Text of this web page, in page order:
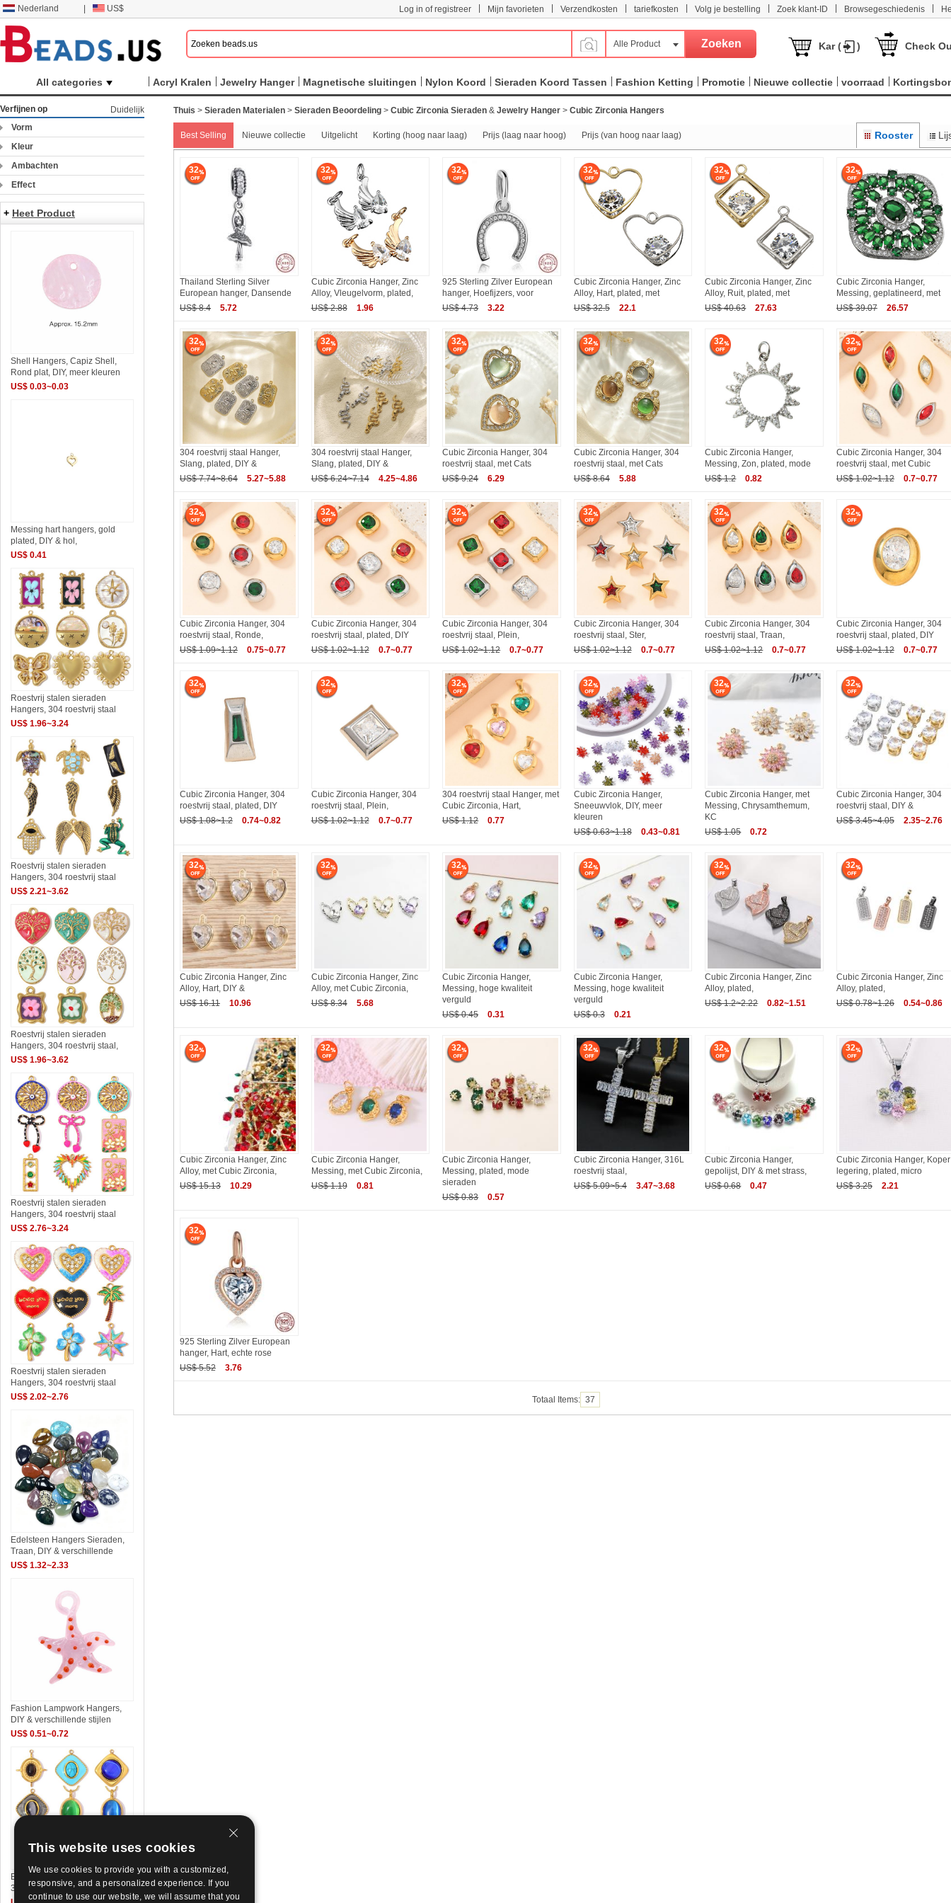
Nederland US$ Log in of registreer Mijn favorieten Verzendkosten tariefkosten Volg je bestelling Zoek klant-ID Browsegeschiedenis
Alle Product Kar ( ) Check
All categories Acryl Kralen Jewelry Hanger Magnetische sluitingen Nylon Koord Sieraden Koord Tassen Fashion Ketting Promotie Nieuwe collectie voorraad
Thuis > Sieraden Materialen> Sieraden Beoordeling> Cubic Zirconia Sieraden& Jewelry Hanger> Cubic Zirconia Hangers
Best Selling Nieuwe collectie Uitgelicht Korting (hoog naar laag) Prijs (laag naar hoog) Prijs (van hoog naar laag) Rooster
32
Thailand Sterling Silver
European hanger, Dansende
US$ 8.4
5.72
32
Cubic Zirconia Hanger, Zinc
Alloy, Vleugelvorm, plated,
US$ 2.88
1.96
32
925 Sterling Zilver European
hanger, Hoefijzers, voor
US$ 4.73
3.22
32
Cubic Zirconia Hanger, Zinc
Alloy, Hart, plated, met
US$ 32.5
22.1
32
Cubic Zirconia Hanger, Zinc
Alloy, Ruit, plated, met
US$ 40.63
27.63
32
Cubic Zirconia Hanger,
Messing, geplatineerd, met
US$ 39.07
26.57
32
304 roestvrij staal Hanger,
Slang, plated, DIY &
US$ 7.74~8.64
5.27~5.88
32
304 roestvrij staal Hanger,
Slang, plated, DIY &
US$ 6.24~7.14
4.25~4.86
32
Cubic Zirconia Hanger, 304
roestvrij staal, met Cats
US$ 9.24
6.29
32
Cubic Zirconia Hanger, 304
roestvrij staal, met Cats
US$ 8.64
5.88
32
Cubic Zirconia Hanger,
Messing, Zon, plated, mode
US$ 1.2
0.82
32
Cubic Zirconia Hanger, 304
roestvrij staal, met Cubic
US$ 1.02~1.12
0.7~0.77
32
Cubic Zirconia Hanger, 304
roestvrij staal, Ronde,
US$ 1.09~1.12
0.75~0.77
32
Cubic Zirconia Hanger, 304
roestvrij staal, plated, DIY
US$ 1.02~1.12
0.7~0.77
32
Cubic Zirconia Hanger, 304
roestvrij staal, Plein,
US$ 1.02~1.12
0.7~0.77
32
Cubic Zirconia Hanger, 304
roestvrij staal, Ster,
US$ 1.02~1.12
0.7~0.77
32
Cubic Zirconia Hanger, 304
roestvrij staal, Traan,
US$ 1.02~1.12
0.7~0.77
32
Cubic Zirconia Hanger, 304
roestvrij staal, plated, DIY
US$ 1.02~1.12
0.7~0.77
32
Cubic Zirconia Hanger, 304
roestvrij staal, plated, DIY
US$ 1.08~1.2
0.74~0.82
32
Cubic Zirconia Hanger, 304
roestvrij staal, Plein,
US$ 1.02~1.12
0.7~0.77
32
304 roestvrij staal Hanger, met
Cubic Zirconia, Hart,
US$ 1.12
0.77
32
Cubic Zirconia Hanger,
Sneeuwvlok, DIY, meer
kleuren
US$ 0.63~1.18
0.43~0.81
32
Cubic Zirconia Hanger, met
Messing, Chrysamthemum,
KC
US$ 1.05
0.72
32
Cubic Zirconia Hanger, 304
roestvrij staal, DIY &
US$ 3.45~4.05
2.35~2.76
32
Cubic Zirconia Hanger, Zinc
Alloy, Hart, DIY &
US$ 16.11
10.96
32
Cubic Zirconia Hanger, Zinc
Alloy, met Cubic Zirconia,
US$ 8.34
5.68
32
Cubic Zirconia Hanger,
Messing, hoge kwaliteit
verguld
US$ 0.45
0.31
32
Cubic Zirconia Hanger,
Messing, hoge kwaliteit
verguld
US$ 0.3
0.21
32
Cubic Zirconia Hanger, Zinc
Alloy, plated,
US$ 1.2~2.22
0.82~1.51
32
Cubic Zirconia Hanger, Zinc
Alloy, plated,
US$ 0.78~1.26
0.54~0.86
32
Cubic Zirconia Hanger, Zinc
Alloy, met Cubic Zirconia,
US$ 15.13
10.29
32
Cubic Zirconia Hanger,
Messing, met Cubic Zirconia,
US$ 1.19
0.81
32
Cubic Zirconia Hanger,
Messing, plated, mode
sieraden
US$ 0.83
0.57
32
Cubic Zirconia Hanger, 316L
roestvrij staal,
US$ 5.09~5.4
3.47~3.68
32
Cubic Zirconia Hanger,
gepolijst, DIY & met strass,
US$ 0.68
0.47
32
Cubic Zirconia Hanger, Koper
legering, plated, micro
US$ 3.25
2.21
32
925 Sterling Zilver European
hanger, Hart, echte rose
US$ 5.52
3.76
Totaal Items: 37
Verfijnen op
Duidelijk
Vorm
Kleur
Ambachten
Effect
+ Heet Product
Shell Hangers, Capiz Shell,
Rond plat, DIY, meer kleuren
US$ 0.03~0.03
Messing hart hangers, gold
plated, DIY & hol,
US$ 0.41
Roestvrij stalen sieraden
Hangers, 304 roestvrij staal
US$ 1.96~3.24
Roestvrij stalen sieraden
Hangers, 304 roestvrij staal
US$ 2.21~3.62
Roestvrij stalen sieraden
Hangers, 304 roestvrij staal,
US$ 1.96~3.62
Roestvrij stalen sieraden
Hangers, 304 roestvrij staal
US$ 2.76~3.24
Roestvrij stalen sieraden
Hangers, 304 roestvrij staal
US$ 2.02~2.76
Edelsteen Hangers Sieraden,
Traan, DIY & verschillende
US$ 1.32~2.33
Fashion Lampwork Hangers,
DIY & verschillende stijlen
US$ 0.51~0.72
Edelsteen Hangers Sieraden,
304 roestvrij staal, met
This website uses cookies
We use cookies to provide you with a customized,
responsive, and a personalized experience. If you
continue to use our website, we will assume that you